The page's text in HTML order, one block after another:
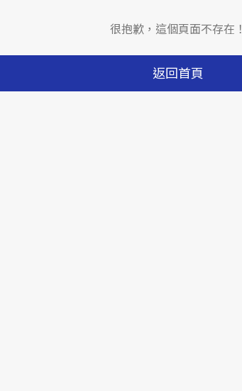
很抱歉，這個頁面不存在！
返回首頁